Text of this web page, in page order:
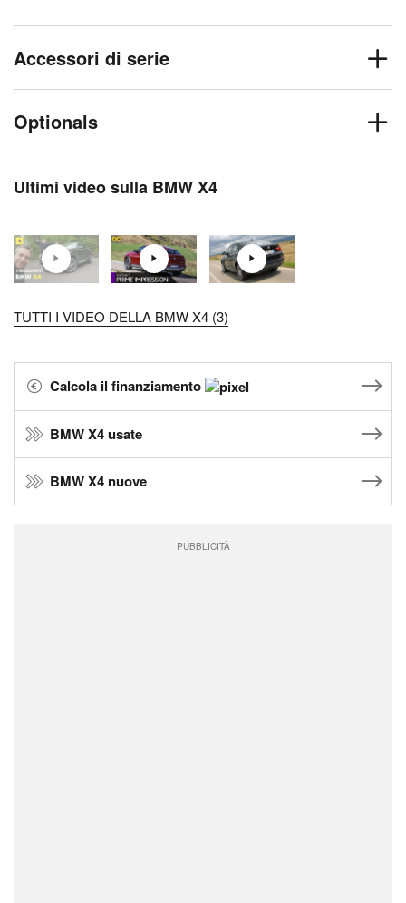
Accessori di serie
Optionals
Ultimi video sulla BMW X4
TUTTI I VIDEO DELLA BMW X4 (3)
Calcola il finanziamento
BMW X4 usate
BMW X4 nuove
PUBBLICITÀ